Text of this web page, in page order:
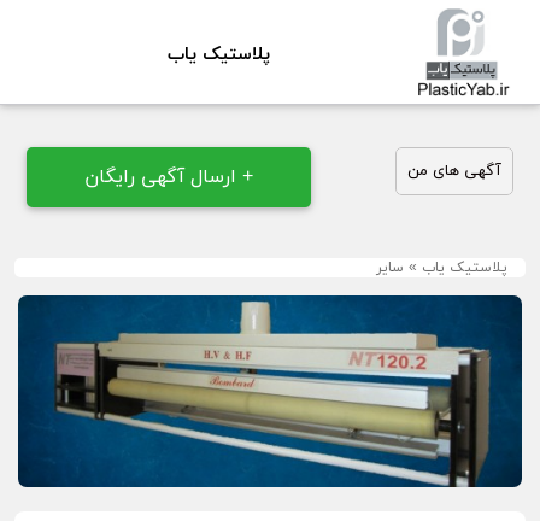
پلاستیک یاب
آگهی های من + ارسال آگهی رایگان
پلاستیک یاب » سایر